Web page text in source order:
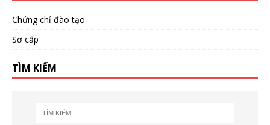
Chứng chỉ đào tạo
Sơ cấp
TÌM KIẾM